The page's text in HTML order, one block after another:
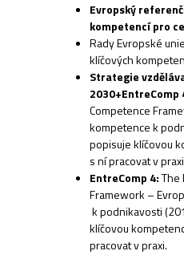
Evropský
kompetencí pro
Rady Evropské
klíčových
Strategie
2030+EntreComp
Competence
kompetencek
popisuje klíčovou
s ní pracovat v
EntreComp 4:The
Framework –
k podnikavosti
klíčovou
pracovat v praxi.